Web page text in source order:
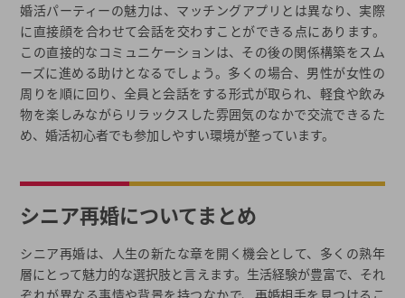
婚活パーティーの魅力は、マッチングアプリとは異なり、実際
に直接顔を合わせて会話を交わすことができる点にあります。
この直接的なコミュニケーションは、その後の関係構築をスム
ーズに進める助けとなるでしょう。多くの場合、男性が女性の
周りを順に回り、全員と会話をする形式が取られ、軽食や飲み
物を楽しみながらリラックスした雰囲気のなかで交流できるた
め、婚活初心者でも参加しやすい環境が整っています。
シニア再婚についてまとめ
シニア再婚は、人生の新たな章を開く機会として、多くの熟年
層にとって魅力的な選択肢と言えます。生活経験が豊富で、それ